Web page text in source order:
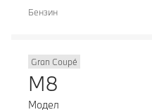
Бензин
Gran Coupé
M8
Модел